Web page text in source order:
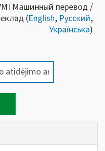
Машинный перевод /
(English, Русский,
Українська)